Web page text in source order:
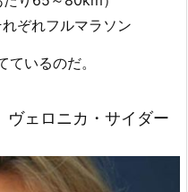
ぞれフルマラソン
いるのだ。
ヴェロニカ・サイダー